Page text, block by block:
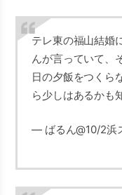
テレ東の福山結婚
んが言っていて、
日の夕飯をつくら
ら少しはあるかも
— ばるん@10/2浜